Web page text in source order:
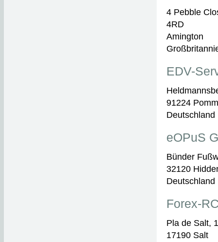
4 Pebble
4RD
Amington
EDV-
91224
Deutschland
eOPuS
Bünder
32120
Deutschland
Forex-
Pla de Salt,
17190 Salt